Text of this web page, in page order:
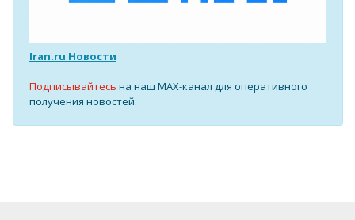
Iran.ru Новости
Подписывайтесь на наш MAX-канал для оперативного
получения новостей.